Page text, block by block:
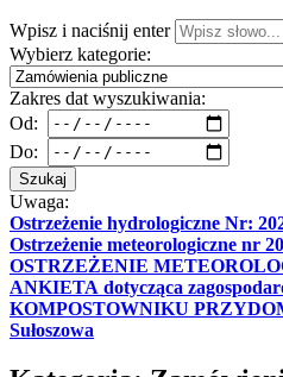
Wpisz i naciśnij enter
Wybierz kategorie:
Zakres dat wyszukiwania:
Od:
Do:
Szukaj
Uwaga:
Ostrzeżenie hydrologiczne Nr:
Ostrzeżenie meteorologiczne nr
OSTRZEŻENIE
ANKIETA dotycząca
KOMPOSTOWNIKU
Sułoszowa